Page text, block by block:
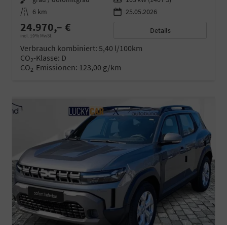
Kilometerstand 6 km 25.05.2026
24.970,– €
incl. 19% MwSt.
Details
Verbrauch kombiniert: 5,40 l/100km
CO2-Klasse: D
CO2-Emissionen: 123,00 g/km